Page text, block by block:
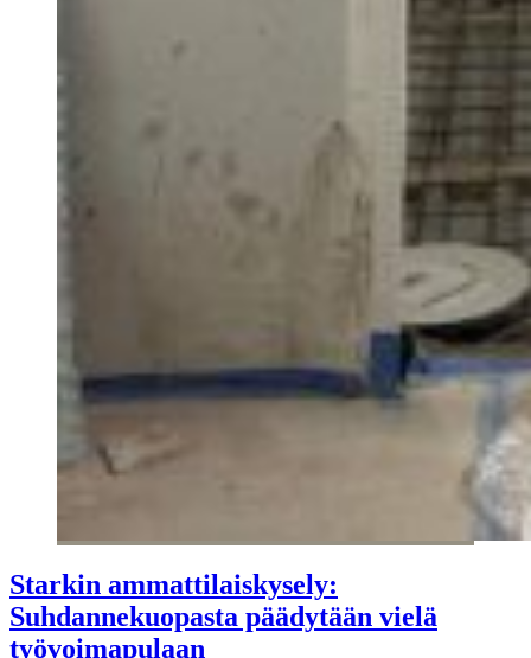
Starkin ammattilaiskysely:
Suhdannekuopasta päädytään vielä
työvoimapulaan